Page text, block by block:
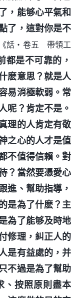
，能够心平氣和
了，這對你是不
《話・卷五 帶領工
都是不可靠的，
麽意思？就是人
易消極軟弱。常
呢？肯定不是。
理的人肯定有敬
之心的人才是值
不值得信賴。對
？當然要憑愛心
進、幫助指導，
是為了什麽？主
為了能够及時地
修理，糾正人的
是有益處的，并
不過是為了幫助
、按照原則盡本